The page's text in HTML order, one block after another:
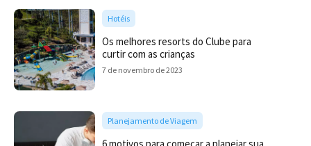
Hotéis
Os melhores resorts do Clube para
curtir com as crianças
7 de novembro de 2023
Planejamento de Viagem